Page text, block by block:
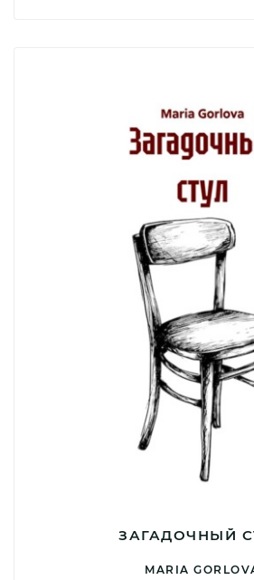
ЗАГАДОЧНЫЙ
MARIA